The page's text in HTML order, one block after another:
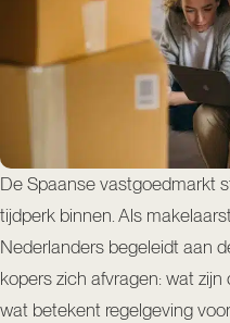
De Spaanse vastgoedmarkt
tijdperk binnen. Als
Nederlanders begeleidt aan
kopers zich afvragen: wat
wat betekent regelgeving